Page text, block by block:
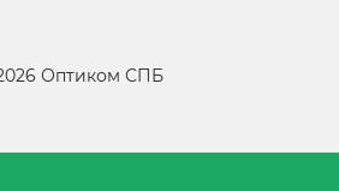
Оптиком СПБ